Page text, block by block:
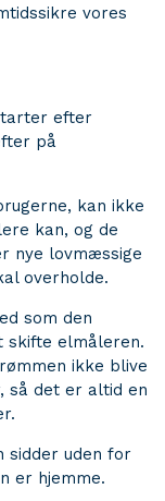
vores
efter
på
kan ikke
kan, og de
nye lovmæssige
overholde.
som den
skifte elmåleren.
ikke blive
så det er altid en
sidder uden for
er hjemme.